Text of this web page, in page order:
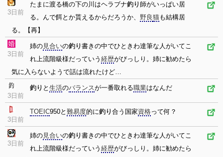
3日前
たまに渡る橋の下の川はヘラブナ釣り師がいっぱい居
る。んで餌とか貰えるからだろうか、 野良猫も結構居
る。【再】
3日前
姉の見合いの釣り書きの中でひときわ達筆な人がいてこ
れ上流階級様だっていう 経歴がびっしり。姉に勧めたら
気に入らないようで話は流れたけど…
3日前
釣り と 生活のバランスが一番取れる職業はなんだ
3日前
TOEIC950と 難易度的に釣り合う国家資格って何？
3日前
姉の見合いの釣り書きの中でひときわ達筆な人がいてこ
れ上流階級様だっていう 経歴がびっしり。姉に勧めたら